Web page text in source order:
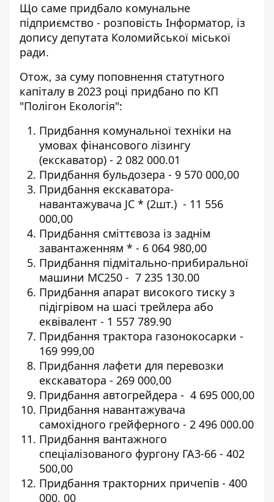
Що саме придбало комунальне
підприємство - розповість Інформатор, із
допису депутата Коломийської міської
ради.
Отож, за суму поповнення статутного
капіталу в 2023 році придбано по КП
"Полігон Екологія":
Придбання комунальної техніки на
умовах фінансового лізингу
(екскаватор) - 2 082 000.01
Придбання бульдозера - 9 570 000,00
Придбання екскаватора-
навантажувача JC * (2шт.) - 11 556
000,00
Придбання сміттєвоза із заднім
завантаженням * - 6 064 980,00
Придбання підмітально-прибиральної
машини МС250 - 7 235 130.00
Придбання апарат високого тиску з
підігрівом на шасі трейлера або
еквівалент - 1 557 789.90
Придбання трактора газонокосарки -
169 999,00
Придбання лафети для перевозки
екскаватора - 269 000,00
Придбання автогрейдера - 4 695 000,00
Придбання навантажувача
самохідного грейферного - 2 496 000.00
Придбання вантажного
спеціалізованого фургону ГА3-66 - 402
500,00
Придбання тракторних причепів - 400
000, 00